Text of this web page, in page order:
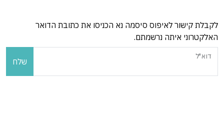
לקבלת קישור לאיפוס סיסמה נא הכניסו את כתובת הדואר
האלקטרוני איתה נרשמתם.
דוא"ל
שלח